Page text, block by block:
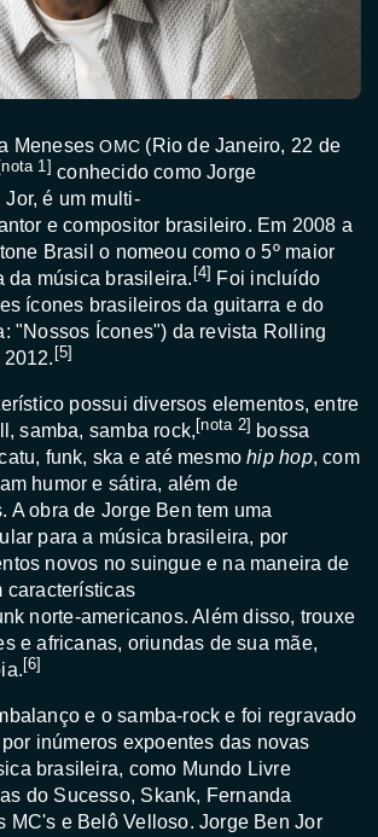
MenesesOMC (Rio de Janeiro, 22 de
[nota 1 ] conhecido como Jorge
Jor, é um multi-
ecompositor brasileiro. Em 2008 a
Brasil o nomeou como o 5º maior
da música brasileira. [4] Foi incluído
ícones brasileiros da guitarra e do
"Nossos Ícones") da revista Rolling
2012. [5]
possui diversos elementos, entre
,samba, samba rock, [nota 2] bossa
, funk, ska e até mesmohip hop, com
humor e sátira, além de
. A obra de Jorge Ben tem uma
para a música brasileira, por
novos no suingue e na maneira de
características
norte-americanos. Além disso, trouxe
eafricanas, oriundas de sua mãe,
. [6]
e osamba-rock e foi regravado
inúmeros expoentes das novas
brasileira, como Mundo Livre
do Sucesso, Skank, Fernanda
MC's e Belô Velloso. Jorge Ben Jor